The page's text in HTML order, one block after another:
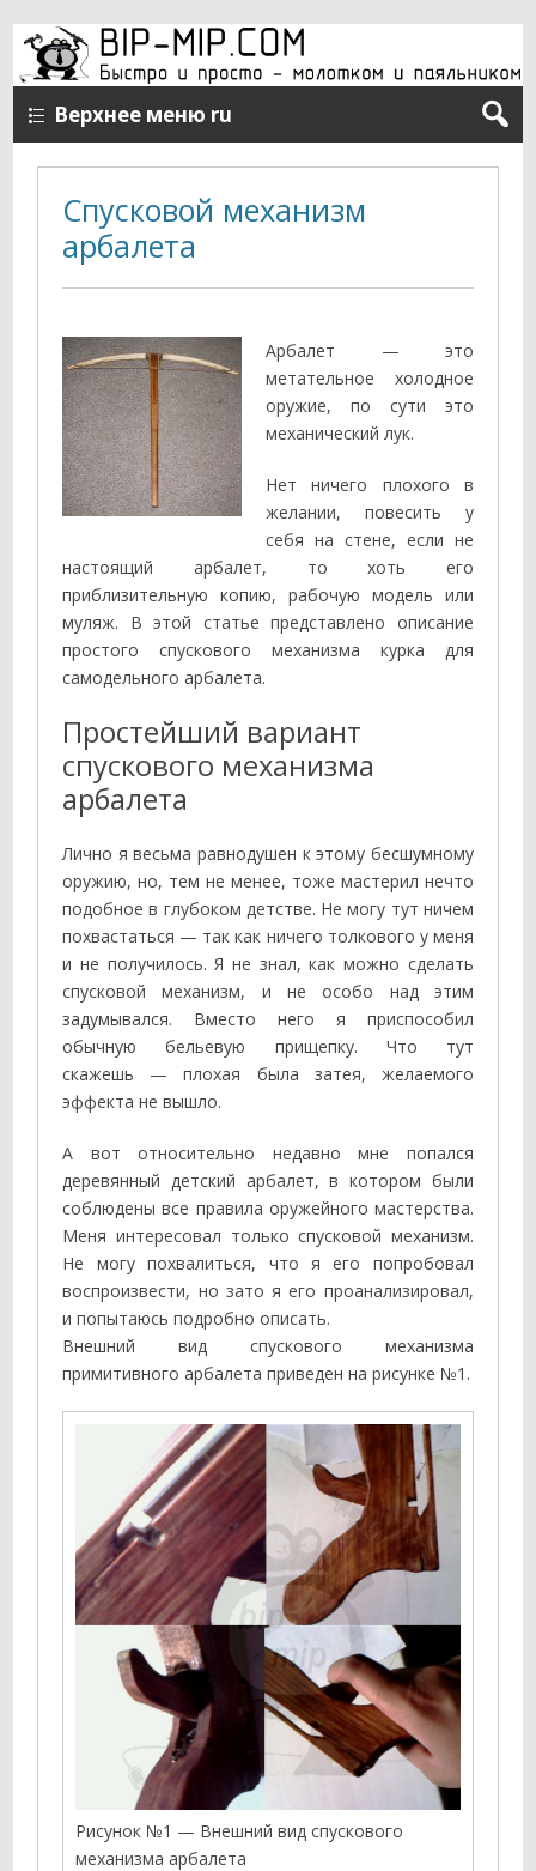
Верхнее меню ru
Спусковой механизм
арбалета
Арбалет — это
метательное холодное
оружие, по сути это
механический лук.
Нет ничего плохого в
желании, повесить у
себя на стене, если не
настоящий арбалет, то хоть его
приблизительную копию, рабочую модель или
муляж. В этой статье представлено описание
простого спускового механизма курка для
самодельного арбалета.
Простейший вариант
спускового механизма
арбалета
Лично я весьма равнодушен к этому бесшумному
оружию, но, тем не менее, тоже мастерил нечто
подобное в глубоком детстве. Не могу тут ничем
похвастаться — так как ничего толкового у меня
и не получилось. Я не знал, как можно сделать
спусковой механизм, и не особо над этим
задумывался. Вместо него я приспособил
обычную бельевую прищепку. Что тут
скажешь — плохая была затея, желаемого
эффекта не вышло.
А вот относительно недавно мне попался
деревянный детский арбалет, в котором были
соблюдены все правила оружейного мастерства.
Меня интересовал только спусковой механизм.
Не могу похвалиться, что я его попробовал
воспроизвести, но зато я его проанализировал,
и попытаюсь подробно описать.
Внешний вид спускового механизма
примитивного арбалета приведен на рисунке №1.
Рисунок №1 — Внешний вид спускового
механизма арбалета